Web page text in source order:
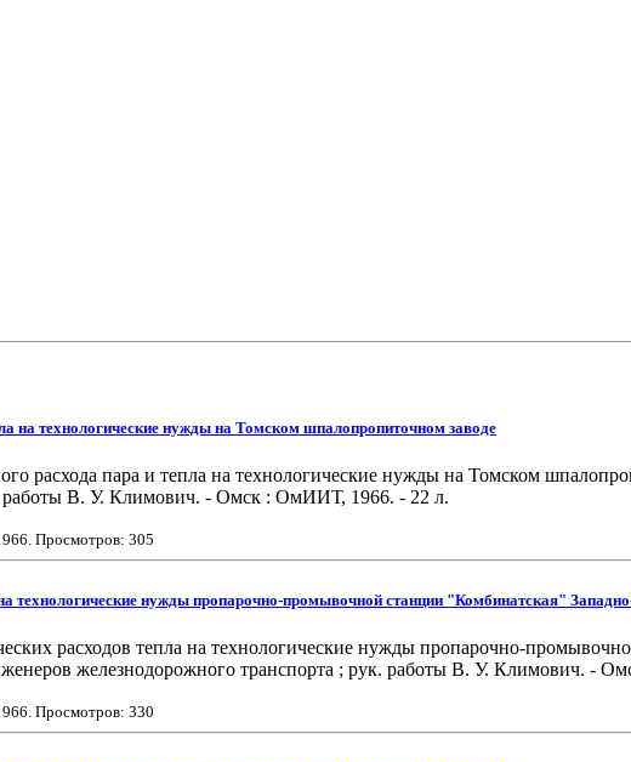
на технологические нужды на Томском шпалопропиточном заводе
расхода пара и тепла на технологические нужды на Томском
работы В. У. Климович. - Омск : ОмИИТ, 1966. - 22 л.
. Просмотров: 305
технологические нужды пропарочно-промывочной станции "Комбинатская"
расходов тепла на технологические нужды пропарочно-
железнодорожного транспорта ; рук. работы В. У. Климович. -
. Просмотров: 330